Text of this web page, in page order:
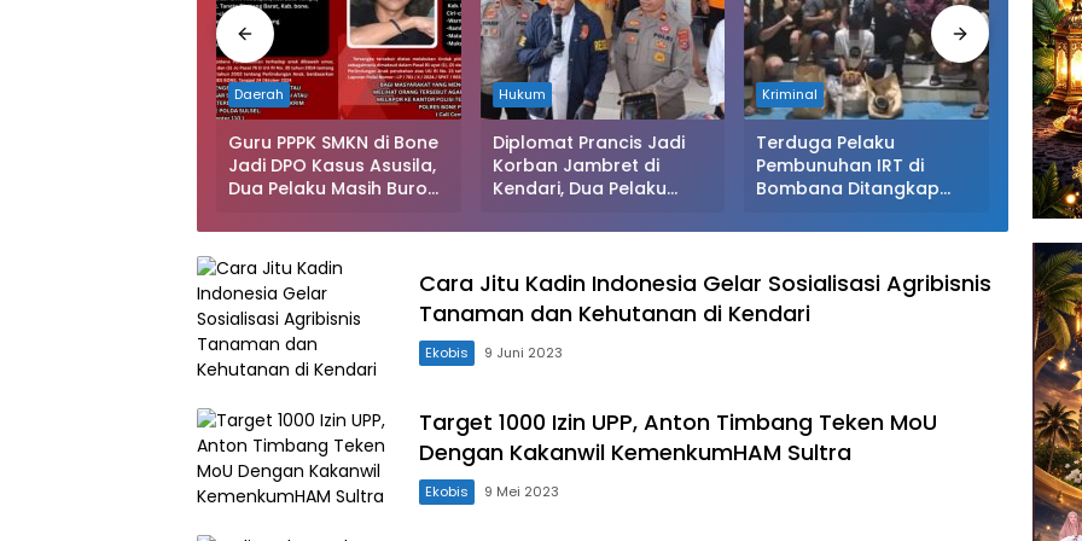
Daerah
Guru PPPK SMKN di Bone
Jadi DPO Kasus Asusila,
Dua Pelaku Masih Buron:
Pencarian
Hukum
Diplomat Prancis Jadi
Korban Jambret di
Kendari, Dua Pelaku
Gunakan Hasil Curian
Kriminal
Terduga Pelaku
Pembunuhan IRT di
Bombana Ditangkap
Tersangka
Daerah
Sapi
Cara Jitu Kadin Indonesia Gelar Sosialisasi Agribisnis
Tanaman dan Kehutanan di Kendari
Ekobis 9 Juni 2023
Target 1000 Izin UPP, Anton Timbang Teken MoU
Dengan Kakanwil KemenkumHAM Sultra
Ekobis 9 Mei 2023